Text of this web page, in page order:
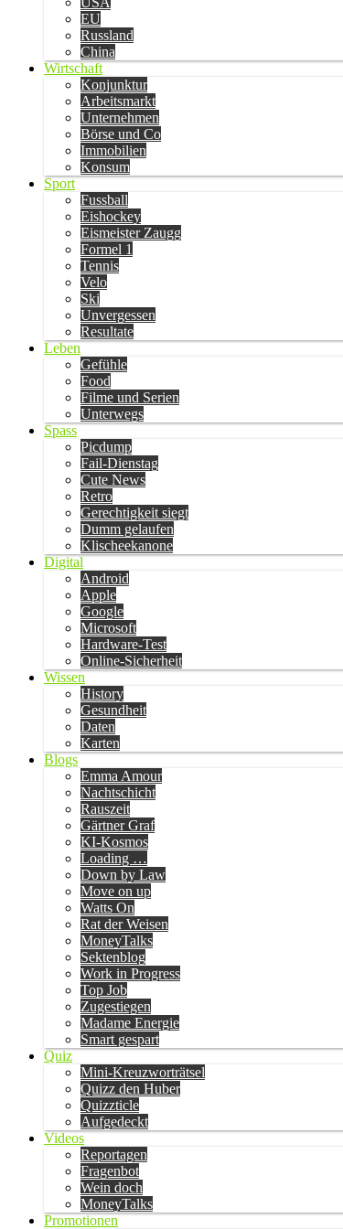
EU
Russland
China
Wirtschaft
Konjunktur
Arbeitsmarkt
Unternehmen
Börse und Co
Immobilien
Konsum
Sport
Fussball
Eishockey
Eismeister Zaugg
Formel 1
Tennis
Velo
Ski
Unvergessen
Resultate
Leben
Gefühle
Food
Filme und Serien
Unterwegs
Spass
Picdump
Fail-Dienstag
Cute News
Retro
Gerechtigkeit siegt
Dumm gelaufen
Klischeekanone
Digital
Android
Apple
Google
Microsoft
Hardware-Test
Online-Sicherheit
Wissen
History
Gesundheit
Daten
Karten
Blogs
Emma Amour
Nachtschicht
Rauszeit
Gärtner Graf
KI-Kosmos
Loading …
Down by Law
Move on up
Watts On
Rat der Weisen
MoneyTalks
Sektenblog
Work in Progress
Top Job
Zugestiegen
Madame Energie
Smart gespart
Quiz
Mini-Kreuzworträtsel
Quizz den Huber
Quizzticle
Aufgedeckt
Videos
Reportagen
Fragenbot
Wein doch
MoneyTalks
Promotionen